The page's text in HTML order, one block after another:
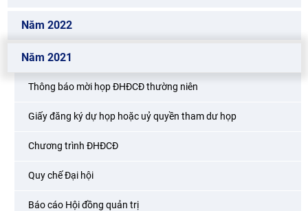
Năm 2022
Năm 2021
Thông báo mời họp ĐHĐCĐ thường niên
Giấy đăng ký dự họp hoặc uỷ quyền tham dư họp
Chương trình ĐHĐCĐ
Quy chế Đại hội
Báo cáo Hội đồng quản trị